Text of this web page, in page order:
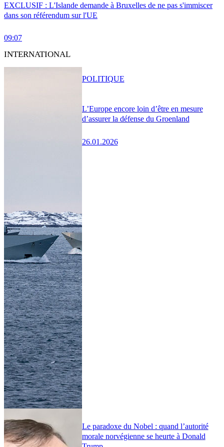
EXCLUSIF : L'Islande demande à Bruxelles de ne pas s'immiscer
dans son référendum sur l'UE
09:07
INTERNATIONAL
L’Europe encore loin d’être en mesure
d’assurer la défense du Groenland
26.01.2026
POLITIQUE
Le paradoxe du Nobel : quand l’autorité
morale norvégienne se heurte à Donald